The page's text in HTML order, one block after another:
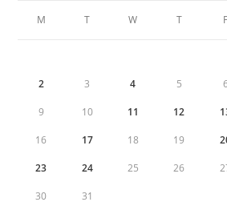
M T W T F
2 3 4 5
9 10 11 12
16 17 18 19
23 24 25 26
30 31